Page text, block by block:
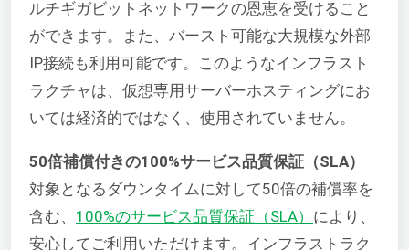
ルチギガビットネットワークの恩恵を受けること
ができます。また、バースト可能な大規模な外部
IP接続も利用可能です。このようなインフラスト
ラクチャは、仮想専用サーバーホスティングにお
いては経済的ではなく、使用されていません。
50倍補償付きの100%サービス品質保証（SLA）
対象となるダウンタイムに対して50倍の補償率を
含む、 100%のサービス品質保証（SLA） により、
安心してご利用いただけます。インフラストラク